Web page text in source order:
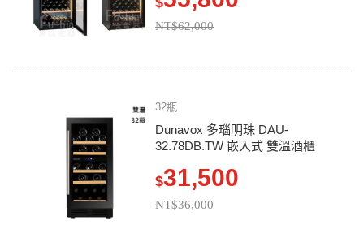
NT$62,000
32瓶
Dunavox 多瑙明珠 DAU-
32.78DB.TW 嵌入式 雙溫酒櫃
$31,500
NT$36,000